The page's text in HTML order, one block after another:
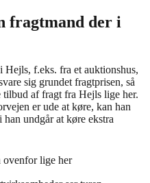
fragtmand der i
f.eks. fra et auktionshus,
sig grundet fragtprisen, så
af fragt fra Hejls lige her.
er ude at køre, kan han
undgår at køre ekstra
lige her